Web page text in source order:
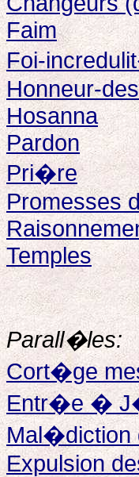
Faim
Foi-
Honneur-
Hosanna
Pardon
Pri�re
Promesses
Temples
Parall�les:
Cort�ge
Entr�e �
Mal�diction
Expulsion